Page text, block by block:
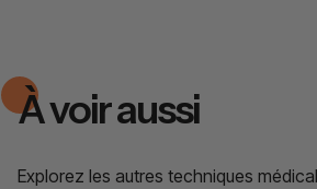
À voir aussi
Explorez les autres techniques